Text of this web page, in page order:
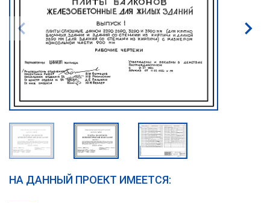
НА ДАННЫЙ ПРОЕКТ ИМЕЕТСЯ: